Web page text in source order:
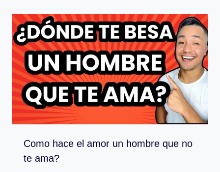
Como hace el amor un hombre que no
te ama?